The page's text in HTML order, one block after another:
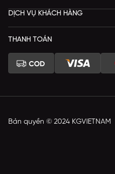
DỊCH VỤ KHÁCH HÀNG
THANH TOÁN
Bản quyền © 2024 KGVIETNAM